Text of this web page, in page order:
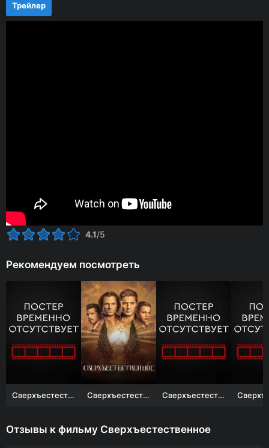
Трейлер
4.1/5
Рекомендуем посмотреть
Сверхъестественное Сверхъестественное Сверхъестественное
Отзывы к фильму Сверхъестественное